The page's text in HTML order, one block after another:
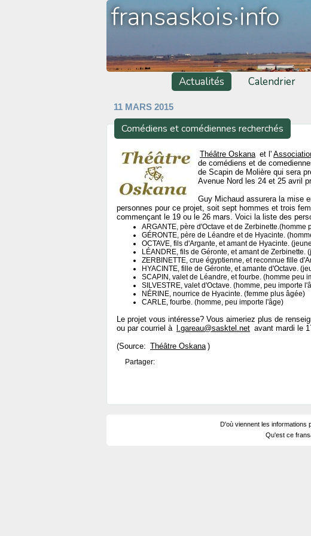
fransaskois·info
Actualités Calendrier
11 MARS 2015
Comédiens et comédiennes recherchés
Théâtre Oskana et l'
de comédiens et de
de Scapin de Molière qui sera
Avenue Nord les 24 et 25 avril
Guy Michaud assurera la mise
personnes pour ce projet, soit sept hommes et trois
commençant le 19 ou le 26 mars. Voici la liste des
ARGANTE, père d'Octave et de Zerbinette.(homme
GÉRONTE, père de Léandre et de Hyacinte.
OCTAVE, fils d'Argante, et amant de Hyacinte.
LÉANDRE, fils de Géronte, et amant de Zerbinette.
ZERBINETTE, crue égyptienne, et reconnue fille
HYACINTE, fille de Géronte, et amante d'Octave.
SCAPIN, valet de Léandre, et fourbe. (homme peu
SILVESTRE, valet d'Octave. (homme, peu importe
NÉRINE, nourrice de Hyacinte. (femme plus âgée)
CARLE, fourbe. (homme, peu importe l'âge)
Le projet vous intéresse? Vous aimeriez plus de
ou par courriel à
l.gareau@sasktel.net avant mardi le
(Source: Théâtre Oskana )
Partager:
D'où viennent les informations
Qu'est ce